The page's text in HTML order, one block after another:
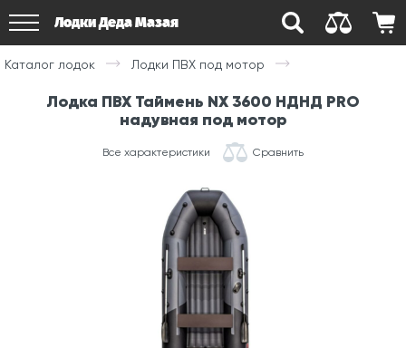
Лодки Деда Мазая
Каталог лодок Лодки ПВХ под мотор
Лодка ПВХ Таймень NX 3600 НДНД PRO
надувная под мотор
Все характеристики Сравнить